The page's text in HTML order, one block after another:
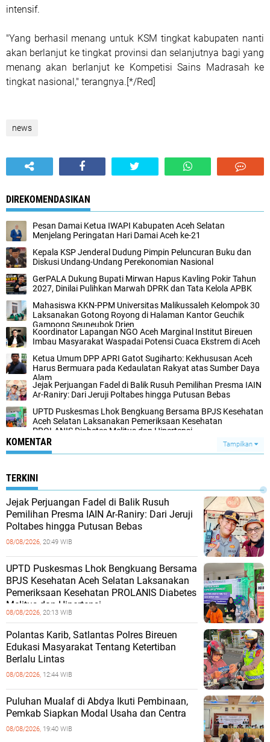
intensif.
"Yang berhasil menang untuk KSM tingkat kabupaten nanti
akan berlanjut ke tingkat provinsi dan selanjutnya bagi yang
menang akan berlanjut ke Kompetisi Sains Madrasah ke
tingkat nasional," terangnya.[*/Red]
news
DIREKOMENDASIKAN
‎Pesan Damai Ketua IWAPI Kabupaten Aceh Selatan
Menjelang Peringatan Hari Damai Aceh ke-21
Kepala KSP Jenderal Dudung Pimpin Peluncuran Buku dan
Diskusi Undang-Undang Perekonomian Nasional
GerPALA Dukung Bupati Mirwan Hapus Kavling Pokir Tahun
2027, Dinilai Pulihkan Marwah DPRK dan Tata Kelola APBK
Mahasiswa KKN-PPM Universitas Malikussaleh Kelompok 30
Laksanakan Gotong Royong di Halaman Kantor Geuchik
Gampong Seuneubok Drien
Koordinator Lapangan NGO Aceh Marginal Institut Bireuen
Imbau Masyarakat Waspadai Potensi Cuaca Ekstrem di Aceh
Ketua Umum DPP APRI Gatot Sugiharto: Kekhususan Aceh
Harus Bermuara pada Kedaulatan Rakyat atas Sumber Daya
Alam
Jejak Perjuangan Fadel di Balik Rusuh Pemilihan Presma IAIN
Ar-Raniry: Dari Jeruji Poltabes hingga Putusan Bebas
UPTD Puskesmas Lhok Bengkuang Bersama BPJS Kesehatan
Aceh Selatan Laksanakan Pemeriksaan Kesehatan
PROLANIS Diabetes Melitus dan Hipertensi
KOMENTAR Tampilkan
TERKINI
Jejak Perjuangan Fadel di Balik Rusuh
Pemilihan Presma IAIN Ar-Raniry: Dari Jeruji
Poltabes hingga Putusan Bebas
08/08/2026, 20:49 WIB
UPTD Puskesmas Lhok Bengkuang Bersama
BPJS Kesehatan Aceh Selatan Laksanakan
Pemeriksaan Kesehatan PROLANIS Diabetes
Melitus dan Hipertensi
08/08/2026, 20:13 WIB
Polantas Karib, Satlantas Polres Bireuen
Edukasi Masyarakat Tentang Ketertiban
Berlalu Lintas
08/08/2026, 12:44 WIB
Puluhan Mualaf di Abdya Ikuti Pembinaan,
Pemkab Siapkan Modal Usaha dan Centra
08/08/2026, 19:40 WIB